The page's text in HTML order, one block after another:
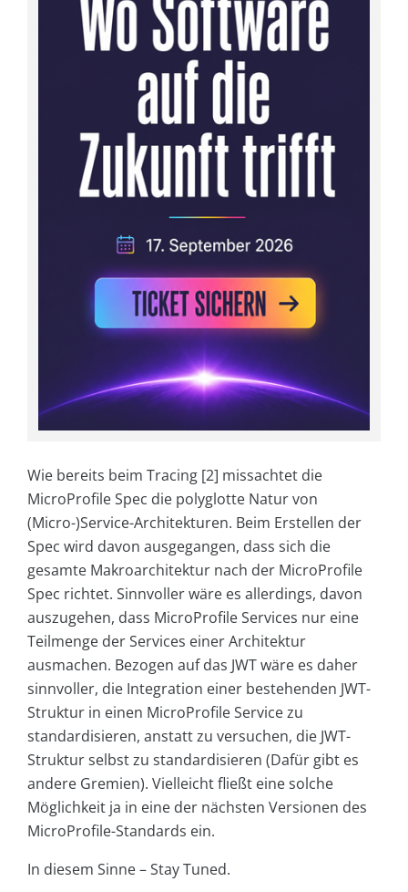
Wie bereits beim Tracing [2] missachtet die
MicroProfile Spec die polyglotte Natur von
(Micro-)Service-Architekturen. Beim Erstellen der
Spec wird davon ausgegangen, dass sich die
gesamte Makroarchitektur nach der MicroProfile
Spec richtet. Sinnvoller wäre es allerdings, davon
auszugehen, dass MicroProfile Services nur eine
Teilmenge der Services einer Architektur
ausmachen. Bezogen auf das JWT wäre es daher
sinnvoller, die Integration einer bestehenden JWT-
Struktur in einen MicroProfile Service zu
standardisieren, anstatt zu versuchen, die JWT-
Struktur selbst zu standardisieren (Dafür gibt es
andere Gremien). Vielleicht fließt eine solche
Möglichkeit ja in eine der nächsten Versionen des
MicroProfile-Standards ein.
In diesem Sinne – Stay Tuned.